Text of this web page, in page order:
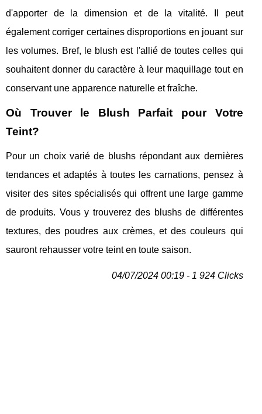
d'apporter de la dimension et de la vitalité. Il peut
également corriger certaines disproportions en jouant sur
les volumes. Bref, le blush est l'allié de toutes celles qui
souhaitent donner du caractère à leur maquillage tout en
conservant une apparence naturelle et fraîche.
Où Trouver le Blush Parfait pour Votre
Teint?
Pour un choix varié de blushs répondant aux dernières
tendances et adaptés à toutes les carnations, pensez à
visiter des sites spécialisés qui offrent une large gamme
de produits. Vous y trouverez des blushs de différentes
textures, des poudres aux crèmes, et des couleurs qui
sauront rehausser votre teint en toute saison.
04/07/2024 00:19 - 1 924 Clicks